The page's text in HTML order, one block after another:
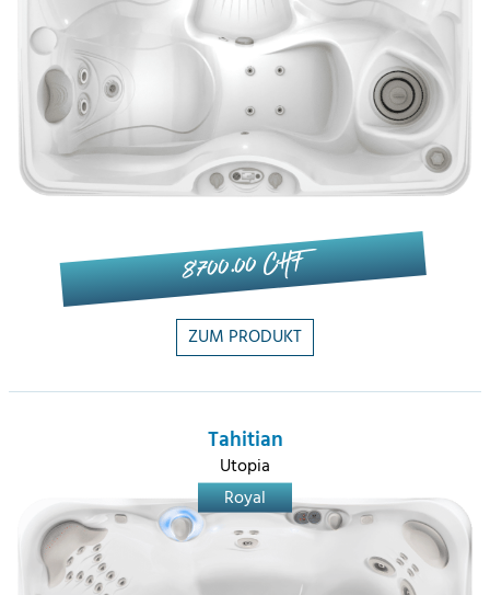
8'700.00 CHF
ZUM PRODUKT
Tahitian
Utopia
Royal